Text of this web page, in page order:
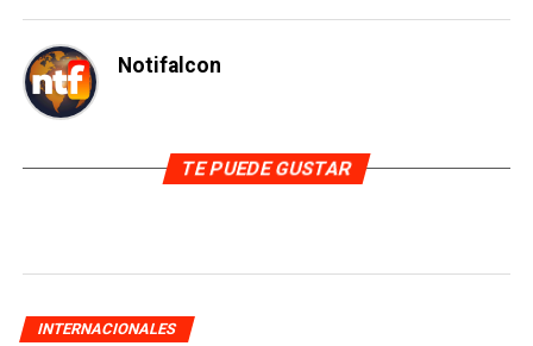
Notifalcon
TE PUEDE GUSTAR
INTERNACIONALES